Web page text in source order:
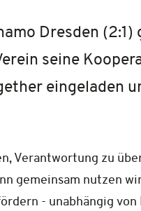
Dresden (2:1)
seine
eingeladen
Verantwortung zu
gemeinsam nutzen
- unabhängig